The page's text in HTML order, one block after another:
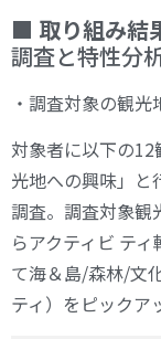
■ 取り組み結
調査と特性分
・調査対象の観光
対象者に以下の
光地への興味」と
調査。調査対象観
らアクティビ テ
て海＆島/森林/文
ティ）をピックア